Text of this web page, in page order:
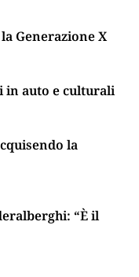
Generazione X
in auto e culturali
la
“È il